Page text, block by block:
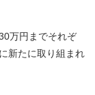
万円までそれぞ
新たに取り組まれ